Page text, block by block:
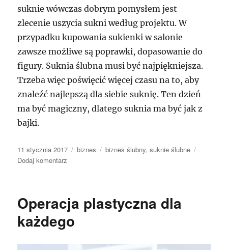
suknie wówczas dobrym pomysłem jest
zlecenie uszycia sukni według projektu. W
przypadku kupowania sukienki w salonie
zawsze możliwe są poprawki, dopasowanie do
figury. Suknia ślubna musi być najpiękniejsza.
Trzeba więc poświęcić więcej czasu na to, aby
znaleźć najlepszą dla siebie suknię. Ten dzień
ma być magiczny, dlatego suknia ma być jak z
bajki.
Data
publikacji
11 stycznia 2017 Kategorie
biznes Tagi
biznes ślubny,suknie ślubne
Dodaj komentarz
czasie
swojego
ślubu
prezentować
Operacja plastyczna dla
każdego